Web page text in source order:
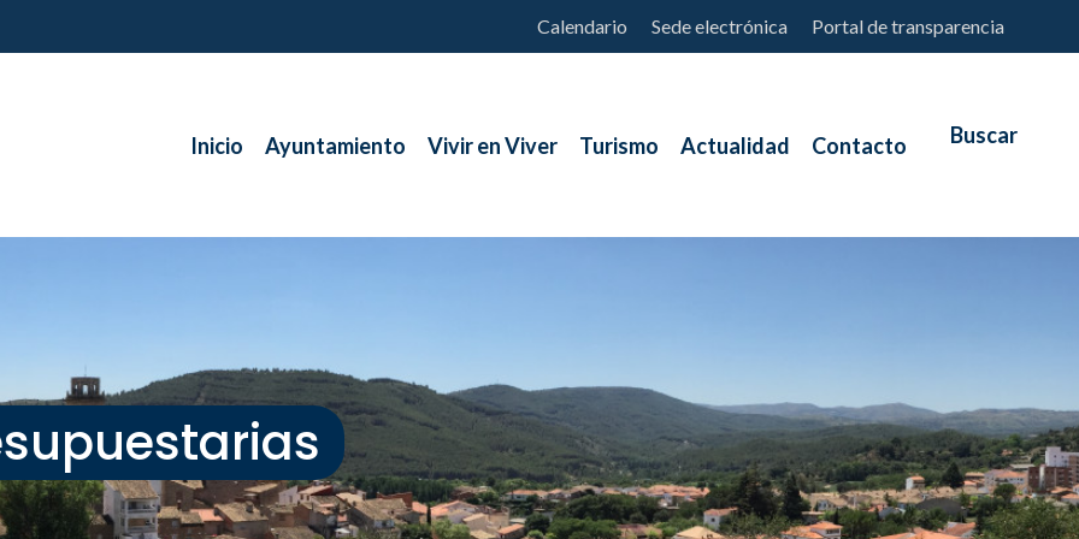
Calendario Sede electrónica Portal de transparencia
Inicio Ayuntamiento Vivir en Viver Turismo Actualidad Contacto